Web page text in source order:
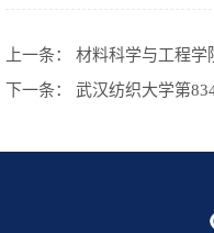
上一条： 材料科学与工程学
下一条： 武汉纺织大学第